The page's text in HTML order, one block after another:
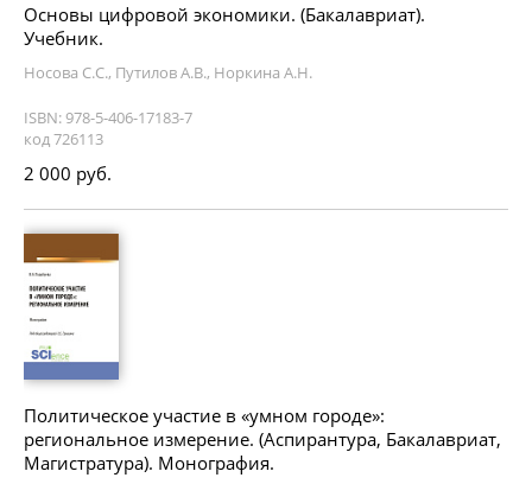
Основы цифровой экономики. (Бакалавриат).
Учебник.
Носова С.С., Путилов А.В., Норкина А.Н.
ISBN: 978-5-406-17183-7
код 726113
2 000 руб.
Политическое участие в «умном городе»:
региональное измерение. (Аспирантура, Бакалавриат,
Магистратура). Монография.